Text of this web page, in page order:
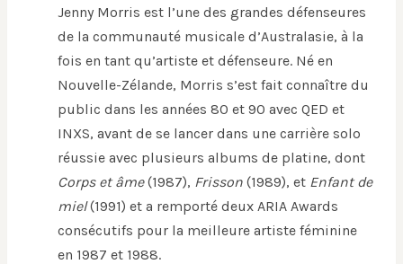
Jenny Morris est l’une des grandes défenseures
de la communauté musicale d’Australasie, à la
fois en tant qu’artiste et défenseure. Né en
Nouvelle-Zélande, Morris s’est fait connaître du
public dans les années 80 et 90 avec QED et
INXS, avant de se lancer dans une carrière solo
réussie avec plusieurs albums de platine, dont
Corps et âme(1987), Frisson (1989), et Enfant de
miel(1991) et a remporté deux ARIA Awards
consécutifs pour la meilleure artiste féminine
en 1987 et 1988.